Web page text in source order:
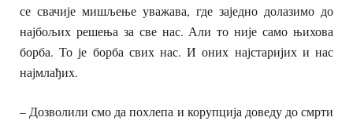
се свачије мишљење уважава, где заједно долазимо до
најбољих решења за све нас. Али то није само њихова
борба. То је борба свих нас. И оних најстаријих и нас
најмлађих.
–Дозволили смо да похлепа и корупција доведу до смрти